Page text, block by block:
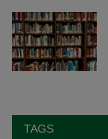
TAGS